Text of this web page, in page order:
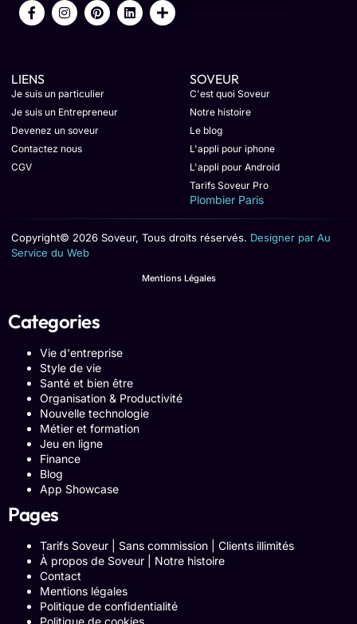
LIENS
Je suis un particulier
Je suis un Entrepreneur
Devenez un soveur
Contactez nous
CGV
SOVEUR
C'est quoi Soveur
Notre histoire
Le blog
L'appli pour iphone
L'appli pour Android
Tarifs Soveur Pro
Plombier Paris
Copyright© 2026 Soveur, Tous droits réservés. Designer par Au
Service du Web
Mentions Légales
Categories
Vie d'entreprise
Style de vie
Santé et bien être
Organisation & Productivité
Nouvelle technologie
Métier et formation
Jeu en ligne
Finance
Blog
App Showcase
Pages
Tarifs Soveur | Sans commission | Clients illimités
À propos de Soveur | Notre histoire
Contact
Mentions légales
Politique de confidentialité
Politique de cookies